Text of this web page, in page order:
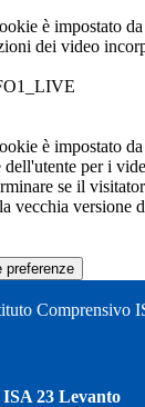
è impostato
dei video
è impostato
dell'utente per i
se il
vecchia versione
preferenze
Comprensivo
23 Levanto